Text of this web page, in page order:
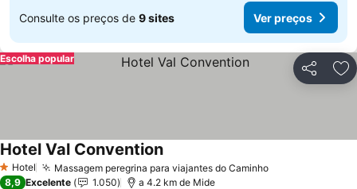
Consulte os preços de 9 sites Ver preços
Partilhar
Escolha popular
1 Estrelas
Hotel Massagem peregrina para viajantes do Caminho
Hotel Val Convention
8,9 Excelente 1.050 a 4.2 km de Mide